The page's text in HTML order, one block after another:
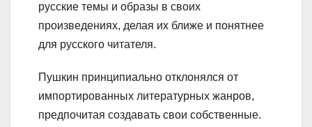
русские темы и образы в своих
произведениях, делая их ближе и понятнее
для русского читателя.
Пушкин принципиально отклонялся от
импортированных литературных жанров,
предпочитая создавать свои собственные.